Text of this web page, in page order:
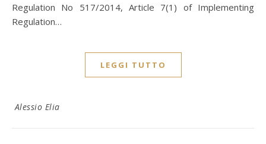
Regulation No 517/2014, Article 7(1) of Implementing
Regulation…
LEGGI TUTTO
Alessio Elia